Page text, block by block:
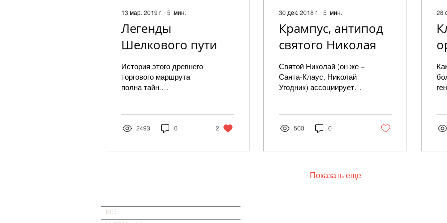
13 мар. 2019 г. ∙ 5 мин.
Легенды
Шелкового пути
История этого древнего
торгового маршрута
полна тайн.
цивилизации,
2493 0 2
30 дек. 2018 г. ∙ 5 мин.
Крампус, антипод
святого Николая
Святой Николай (он же –
Санта-Клаус, Николай
Угодник) ассоциируется
Но,...500 0
28
Показать еще
ВСЕ